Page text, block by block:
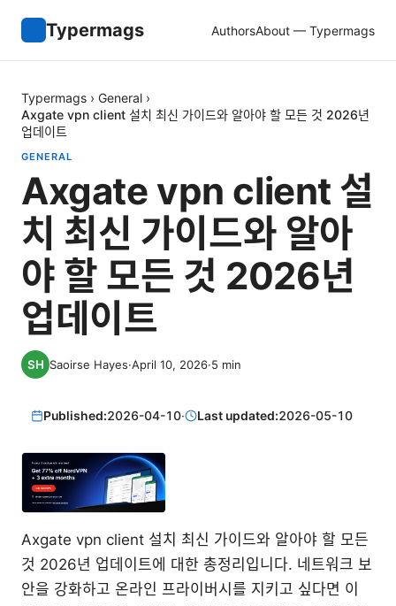
Typermags AuthorsAbout — Typermags
Typermags › General ›
Axgate vpn client 설치 최신 가이드와 알아야 할 모든 것 2026년
업데이트
GENERAL
Axgate vpn client 설
치 최신 가이드와 알아
야 할 모든 것 2026년
업데이트
Saoirse Hayes·April 10, 2026·5 min
Published:2026-04-10· Last updated:2026-05-10
Axgate vpn client 설치 최신 가이드와 알아야 할 모든
것 2026년 업데이트에 대한 총정리입니다. 네트워크 보
안을 강화하고 온라인 프라이버시를 지키고 싶다면 이